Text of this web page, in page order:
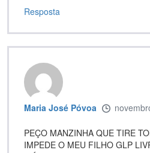
Resposta
Maria José Póvoa
PEÇO MANZINHA QUE TIRE
IMPEDE O MEU FILHO GLP